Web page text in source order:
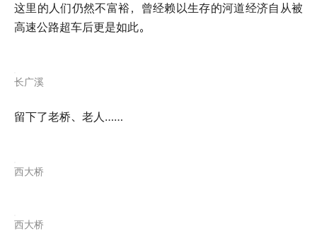
这里的人们仍然不富裕，曾经赖以生存的河道经济自从被
高速公路超车后更是如此。
长广溪
留下了老桥、老人……
西大桥
西大桥